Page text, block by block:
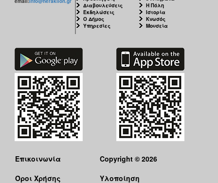
Διαβουλεύσεις
Εκδηλώσεις
Ο Δήμος
Υπηρεσίες
Η Πόλη
Ιστορία
Κνωσός
Μουσεία
Επικοινωνία
Όροι Χρήσης
Copyright © 2026
Υλοποίηση